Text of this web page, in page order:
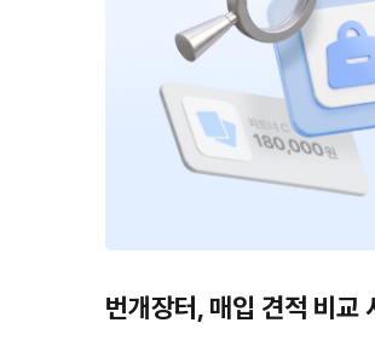
번개장터, 매입 견적 비교